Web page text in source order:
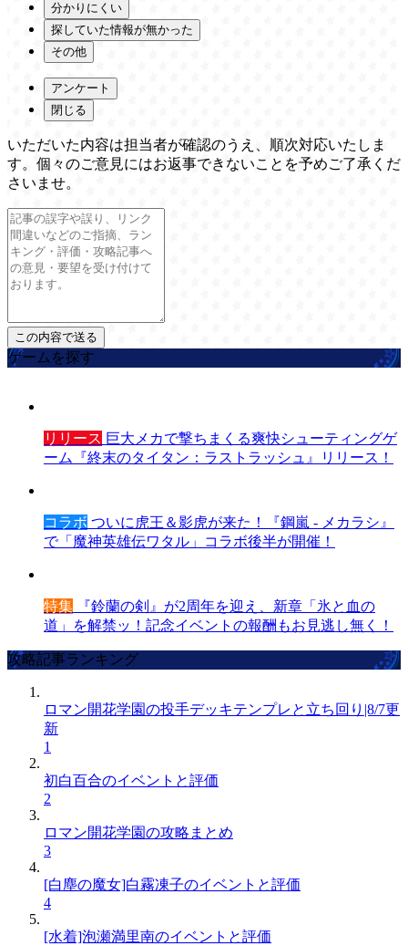
分かりにくい
探していた情報が無かった
その他
アンケート
閉じる
いただいた内容は担当者が確認のうえ、順次対応いたしま
す。個々のご意見にはお返事できないことを予めご了承くだ
さいませ。
ゲームを探す
リリース 巨大メカで撃ちまくる爽快シューティングゲ
ーム『終末のタイタン：ラストラッシュ』リリース！
コラボ ついに虎王＆影虎が来た！『鋼嵐 - メカラシ』
で「魔神英雄伝ワタル」コラボ後半が開催！
特集 『鈴蘭の剣』が2周年を迎え、新章「氷と血の
道」を解禁ッ！記念イベントの報酬もお見逃し無く！
攻略記事ランキング
ロマン開花学園の投手デッキテンプレと立ち回り|8/7更
新
1
初白百合のイベントと評価
2
ロマン開花学園の攻略まとめ
3
[白塵の魔女]白霧凍子のイベントと評価
4
[水着]泡瀬満里南のイベントと評価